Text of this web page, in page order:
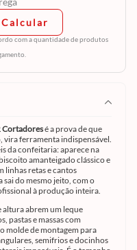
Calcular
com a quantidade de produtos
Cortadoresé a prova de que
vira ferramenta indispensável.
da confeitaria: aparece na
amanteigado clássico e
linhas retas e cantos
sai do mesmo jeito, com o
à produção inteira.
altura abrem um leque
pastas e massas com
molde de montagem para
semifrios e docinhos